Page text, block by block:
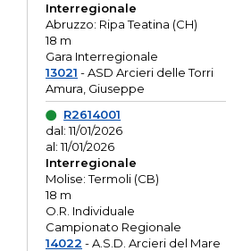
Interregionale
Abruzzo: Ripa Teatina (CH)
18 m
Gara Interregionale
13021 - ASD Arcieri delle Torri
Amura, Giuseppe
R2614001
dal: 11/01/2026
al: 11/01/2026
Interregionale
Molise: Termoli (CB)
18 m
O.R. Individuale
Campionato Regionale
14022 - A.S.D. Arcieri del Mare